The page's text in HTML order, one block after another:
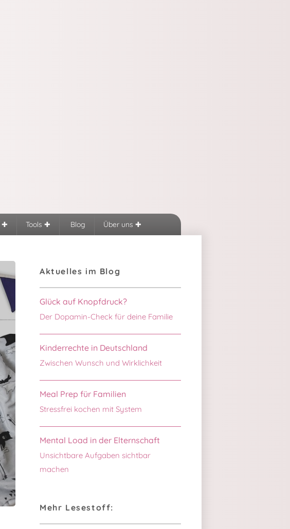
Tools Blog Über uns
Aktuelles im Blog
Glück auf Knopfdruck?
Der Dopamin-Check für deine Familie
Kinderrechte in Deutschland
Zwischen Wunsch und Wirklichkeit
Meal Prep für Familien
Stressfrei kochen mit System
Mental Load in der Elternschaft
Unsichtbare Aufgaben sichtbar
machen
Mehr Lesestoff: